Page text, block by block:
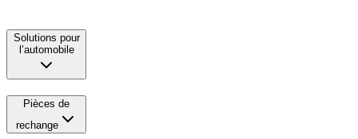
Solutions pour
l’automobile
Pièces de
rechange